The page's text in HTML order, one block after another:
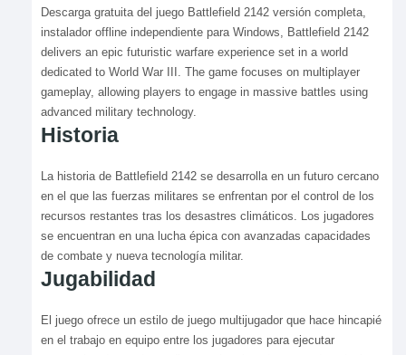
Descarga gratuita del juego Battlefield 2142 versión completa,
instalador offline independiente para Windows, Battlefield 2142
delivers an epic futuristic warfare experience set in a world
dedicated to World War III. The game focuses on multiplayer
gameplay, allowing players to engage in massive battles using
advanced military technology.
Historia
La historia de Battlefield 2142 se desarrolla en un futuro cercano
en el que las fuerzas militares se enfrentan por el control de los
recursos restantes tras los desastres climáticos. Los jugadores
se encuentran en una lucha épica con avanzadas capacidades
de combate y nueva tecnología militar.
Jugabilidad
El juego ofrece un estilo de juego multijugador que hace hincapié
en el trabajo en equipo entre los jugadores para ejecutar